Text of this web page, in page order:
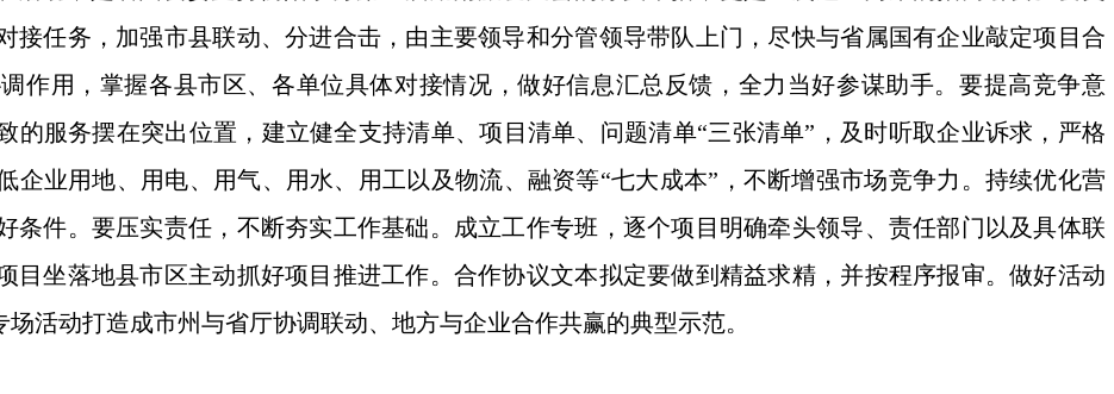
接任务，加强市县联动、分进合击，由主要领导和分管领导带队上门，尽快与省属国有企业敲定项目合
作用，掌握各县市区、各单位具体对接情况，做好信息汇总反馈，全力当好参谋助手。要提高竞争意
的服务摆在突出位置，建立健全支持清单、项目清单、问题清单“三张清单”，及时听取企业诉求，严格
企业用地、用电、用气、用水、用工以及物流、融资等“七大成本”，不断增强市场竞争力。持续优化营
条件。要压实责任，不断夯实工作基础。成立工作专班，逐个项目明确牵头领导、责任部门以及具体联
目坐落地县市区主动抓好项目推进工作。合作协议文本拟定要做到精益求精，并按程序报审。做好活动
活动打造成市州与省厅协调联动、地方与企业合作共赢的典型示范。